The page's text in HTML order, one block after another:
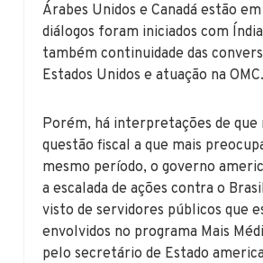
Árabes Unidos e Canadá estão
diálogos foram iniciados com
também continuidade das
Estados Unidos e atuação na OMC.
Porém, há interpretações de que
questão fiscal a que mais
mesmo período, o governo
a escalada de ações contra o
visto de servidores públicos que
envolvidos no programa Mais
pelo secretário de Estado